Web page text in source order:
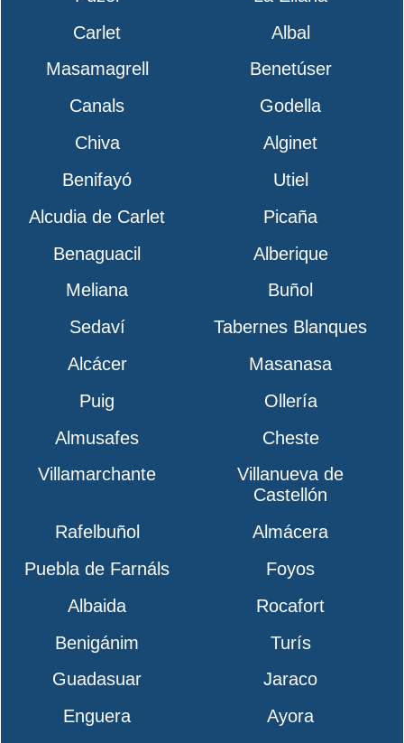
Carlet
Albal
Masamagrell
Benetúser
Canals
Godella
Chiva
Alginet
Benifayó
Utiel
Alcudia de Carlet
Picaña
Benaguacil
Alberique
Meliana
Buñol
Sedaví
Tabernes Blanques
Alcácer
Masanasa
Puig
Ollería
Almusafes
Cheste
Villamarchante
Villanueva de
Castellón
Rafelbuñol
Almácera
Puebla de Farnáls
Foyos
Albaida
Rocafort
Benigánim
Turís
Guadasuar
Jaraco
Enguera
Ayora